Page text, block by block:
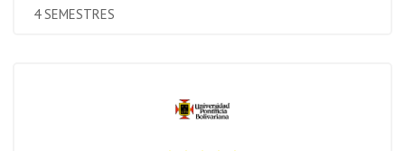
4 SEMESTRES